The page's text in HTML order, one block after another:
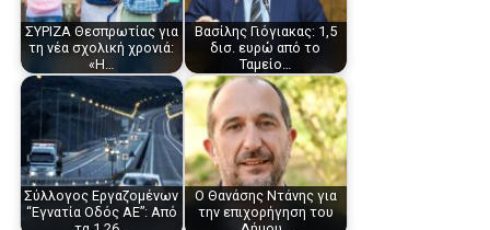
ΣΥΡΙΖΑ Θεσπρωτίας για
τη νέα σχολική χρονιά:
«Η…
Βασίλης Γιόγιακας: 1,5
δισ. ευρώ από το
Ταμείο…
Σύλλογος Εργαζομένων
“Εγνατία Οδός ΑΕ”: Από
Ο Θανάσης Ντάνης για
την επιχορήγηση του